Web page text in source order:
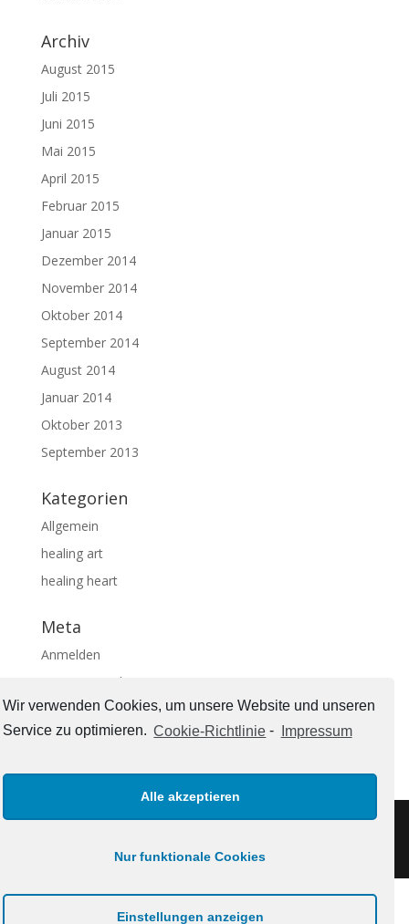
Wir verwenden Cookies, um unsere Website und unseren
Service zu optimieren. Cookie-Richtlinie - Impressum
Alle akzeptieren
Nur funktionale Cookies
Einstellungen anzeigen
Archiv
August 2015
Juli 2015
Juni 2015
Mai 2015
April 2015
Februar 2015
Januar 2015
Dezember 2014
November 2014
Oktober 2014
September 2014
August 2014
Januar 2014
Oktober 2013
September 2013
Kategorien
Allgemein
healing art
healing heart
Meta
Anmelden
Eintrags-Feed
Kommentar-Feed
WordPress.org
Impressum